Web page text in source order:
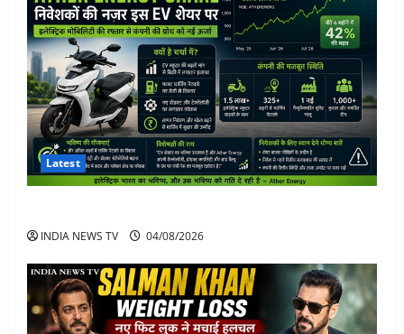
Latest
INDIA NEWS TV 04/08/2026